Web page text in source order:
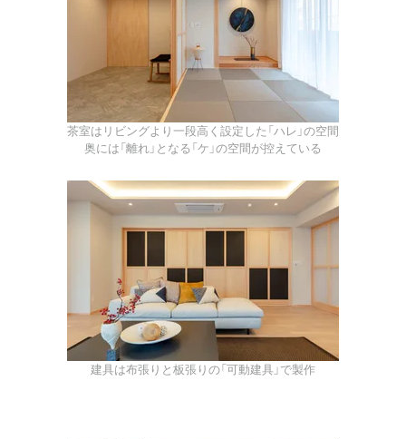
茶室はリビングより一段高く設定した「ハレ」の空間
奥には「離れ」となる「ケ」の空間が控えている
建具は布張りと板張りの「可動建具」で製作